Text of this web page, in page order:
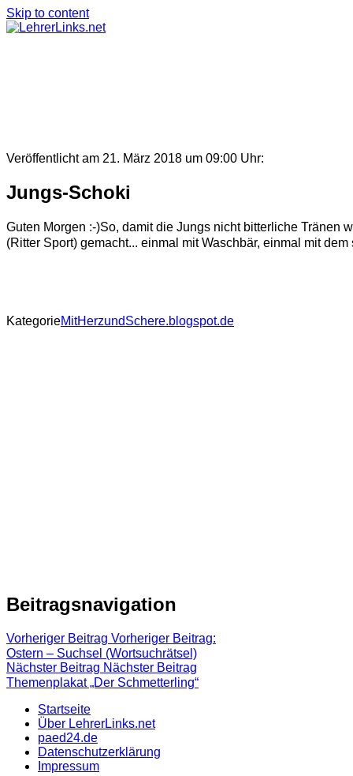
Skip to content
Veröffentlicht am 21. März 2018 um 09:00 Uhr:
Jungs-Schoki
Guten Morgen :-)So, damit die Jungs nicht bitterliche Tränen
(Ritter Sport) gemacht... einmal mit Waschbär, einmal mit
KategorieMitHerzundSchere.blogspot.de
Beitragsnavigation
Vorheriger Beitrag Vorheriger Beitrag:
Ostern – Suchsel (Wortsuchrätsel)
Nächster Beitrag Nächster Beitrag
Themenplakat „Der Schmetterling“
Startseite
Über LehrerLinks.net
paed24.de
Datenschutzerklärung
Impressum